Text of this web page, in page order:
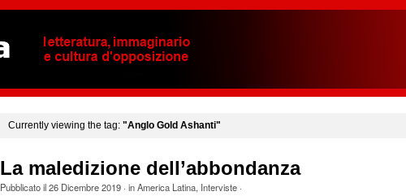
Currently viewing the tag: "Anglo Gold Ashanti"
La maledizione dell’abbondanza
Pubblicato il26 Dicembre 2019· inAmerica Latina, Interviste·